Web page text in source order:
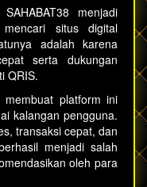
menjadi
situs digital
adalah karena
serta dukungan
QRIS.
platform ini
kalangan pengguna.
transaksi cepat, dan
menjadi salah
oleh para